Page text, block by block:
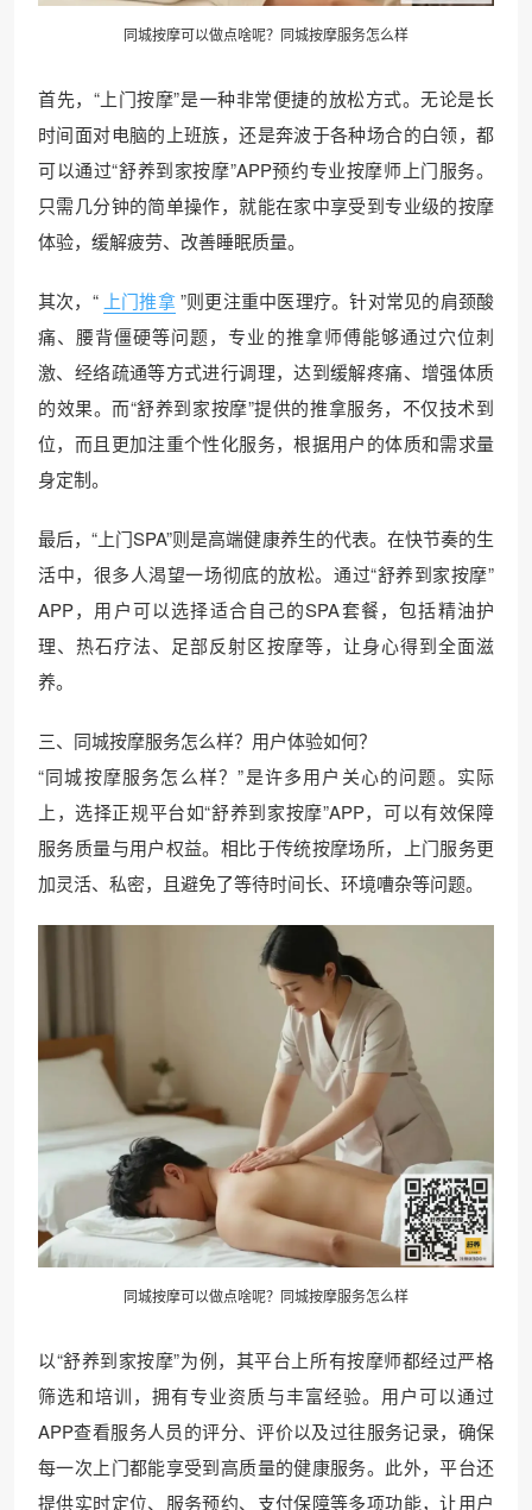
同城按摩可以做点啥呢？同城按摩服务怎么样
首先，“上门按摩”是一种非常便捷的放松方式。无论是长
时间面对电脑的上班族，还是奔波于各种场合的白领，都
可以通过“舒养到家按摩”APP预约专业按摩师上门服务。
只需几分钟的简单操作，就能在家中享受到专业级的按摩
体验，缓解疲劳、改善睡眠质量。
其次，“ 上门推拿”则更注重中医理疗。针对常见的肩颈酸
痛、腰背僵硬等问题，专业的推拿师傅能够通过穴位刺
激、经络疏通等方式进行调理，达到缓解疼痛、增强体质
的效果。而“舒养到家按摩”提供的推拿服务，不仅技术到
位，而且更加注重个性化服务，根据用户的体质和需求量
身定制。
最后，“上门SPA”则是高端健康养生的代表。在快节奏的生
活中，很多人渴望一场彻底的放松。通过“舒养到家按摩”
APP，用户可以选择适合自己的SPA套餐，包括精油护
理、热石疗法、足部反射区按摩等，让身心得到全面滋
养。
三、同城按摩服务怎么样？用户体验如何？
“同城按摩服务怎么样？”是许多用户关心的问题。实际
上，选择正规平台如“舒养到家按摩”APP，可以有效保障
服务质量与用户权益。相比于传统按摩场所，上门服务更
加灵活、私密，且避免了等待时间长、环境嘈杂等问题。
同城按摩可以做点啥呢？同城按摩服务怎么样
以“舒养到家按摩”为例，其平台上所有按摩师都经过严格
筛选和培训，拥有专业资质与丰富经验。用户可以通过
APP查看服务人员的评分、评价以及过往服务记录，确保
每一次上门都能享受到高质量的健康服务。此外，平台还
提供实时定位、服务预约、支付保障等多项功能，让用户